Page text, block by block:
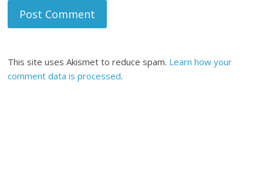
This site uses Akismet to reduce spam. Learn how your
comment data is processed.